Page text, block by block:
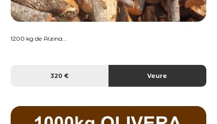
1200 kg de Alzina...
320 € Veure